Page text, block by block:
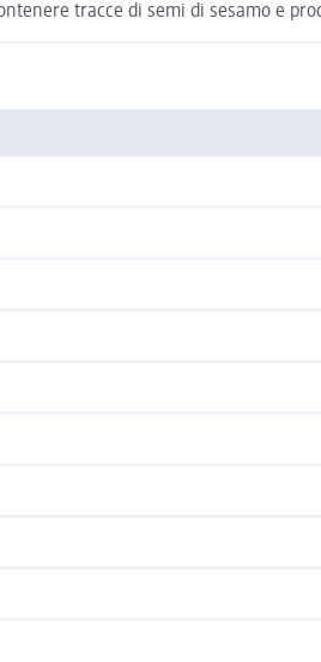
tracce di semi di sesamo e